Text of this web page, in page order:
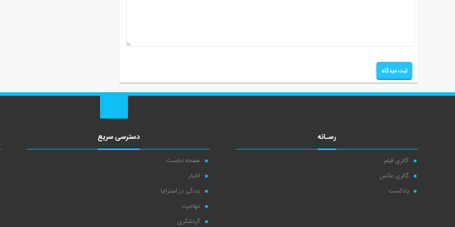
رسـانه
گالری فیلم
گالری عکس
پادکست
دسترسی سریع
صفحه نخست
اخبار
زندگی در استرالیا
مهاجرت
گردشگری